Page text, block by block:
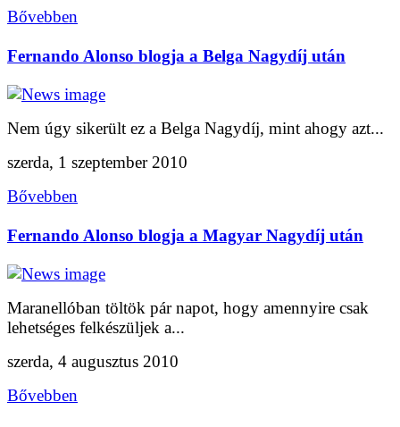
Bővebben
Fernando Alonso blogja a Belga Nagydíj után
Nem úgy sikerült ez a Belga Nagydíj, mint ahogy azt...
szerda, 1 szeptember 2010
Bővebben
Fernando Alonso blogja a Magyar Nagydíj után
Maranellóban töltök pár napot, hogy amennyire csak
lehetséges felkészüljek a...
szerda, 4 augusztus 2010
Bővebben